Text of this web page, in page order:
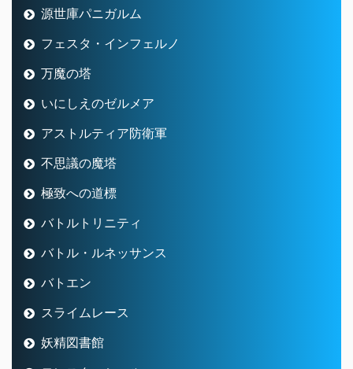
極致への道標
バトルトリニティ
バトル・ルネッサンス
バトエン
スライムレース
妖精図書館
モンスターシール
アスフェルド学園
七不思議
ドレスアップ
ストームカイザー
隠者